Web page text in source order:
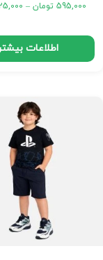
595,000 تومان –
اطلاعات